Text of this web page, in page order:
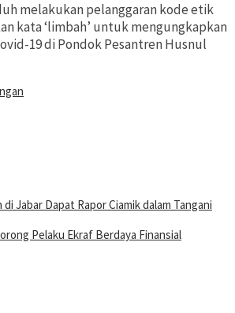
melakukan pelanggaran kode etik
kata ‘limbah’ untuk mengungkapkan
19 di Pondok Pesantren Husnul
di Jabar Dapat Rapor Ciamik dalam Tangani
Pelaku Ekraf Berdaya Finansial